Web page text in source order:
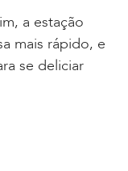
a estação
mais rápido, e
se deliciar